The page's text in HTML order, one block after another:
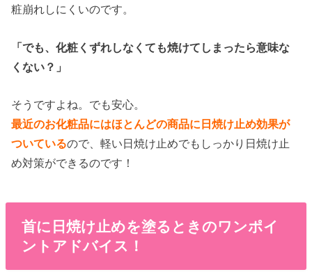
粧崩れしにくいのです。
「でも、化粧くずれしなくても焼けてしまったら意味な
くない？」
そうですよね。でも安心。
最近のお化粧品にはほとんどの商品に日焼け止め効果が
ついているので、軽い日焼け止めでもしっかり日焼け止
め対策ができるのです！
首に日焼け止めを塗るときのワンポイ
ントアドバイス！